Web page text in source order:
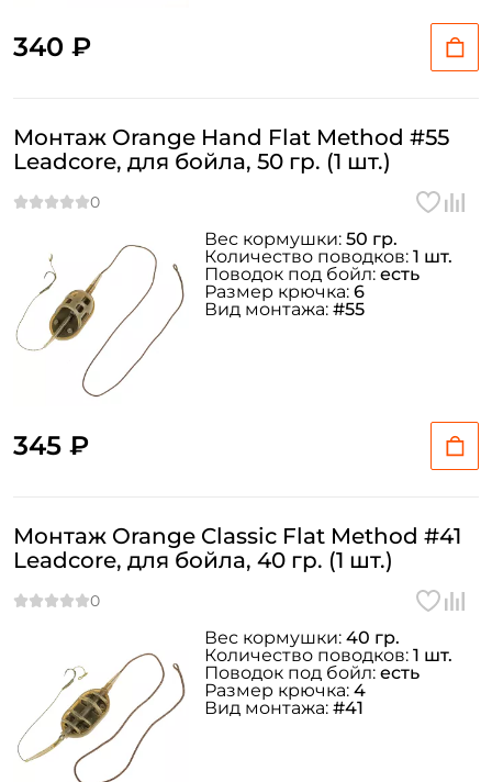
340 ₽
Монтаж Orange Hand Flat Method #55
Leadcore, для бойла, 50 гр. (1 шт.)
345 ₽
Вес кормушки: 50 гр.
Количество поводков: 1 шт.
Поводок под бойл: есть
Размер крючка: 6
Вид монтажа: #55
Монтаж Orange Classic Flat Method #41
Leadcore, для бойла, 40 гр. (1 шт.)
Вес кормушки: 40 гр.
Количество поводков: 1 шт.
Поводок под бойл: есть
Размер крючка: 4
Вид монтажа: #41